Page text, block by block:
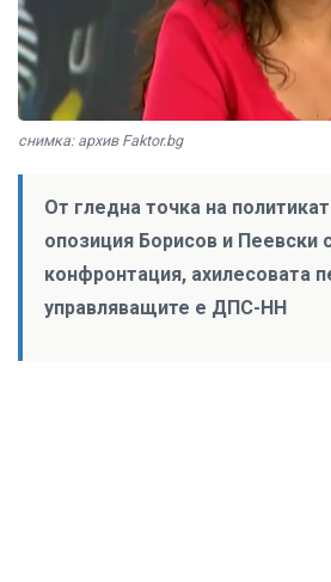
снимка: архив Faktor.bg
От гледна точка на
опозиция Борисов и Пеевски
конфронтация, ахилесовата
управляващите е ДПС-НН